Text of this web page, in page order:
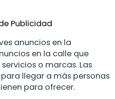
Publicidad
anuncios en la
en la calle que
o marcas. Las
llegar a más personas
para ofrecer.